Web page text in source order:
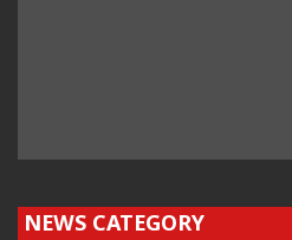
NEWS CATEGORY